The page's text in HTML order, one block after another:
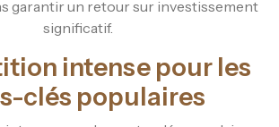
garantir un retour sur investissement
significatif.
intense pour les
clés populaires